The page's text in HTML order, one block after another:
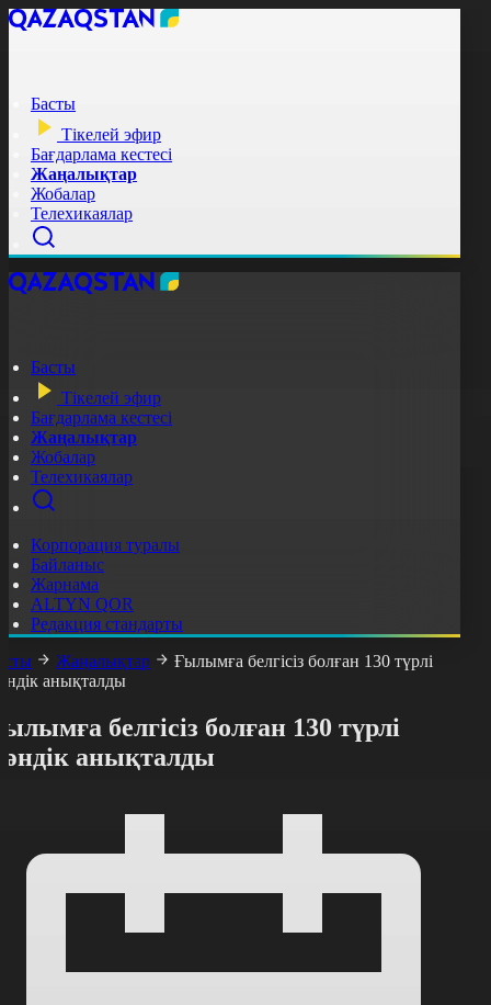
Басты
Тікелей эфир
Бағдарлама кестесі
Жаңалықтар
Жобалар
Телехикаялар
Басты
Тікелей эфир
Бағдарлама кестесі
Жаңалықтар
Жобалар
Телехикаялар
Корпорация туралы
Байланыс
Жарнама
ALTYN QOR
Редакция стандарты
Жаңалықтар
Ғылымға белгісіз болған 130 түрлі
анықталды
белгісіз болған 130 түрлі
анықталды